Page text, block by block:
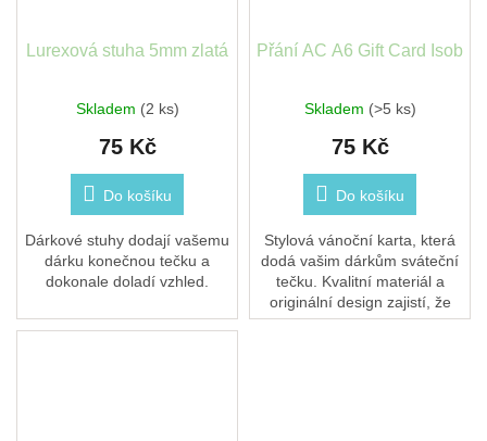
Lurexová stuha 5mm zlatá
Skladem (2 ks)
75 Kč
Do košíku
Dárkové stuhy dodají vašemu
dárku konečnou tečku a
dokonale doladí vzhled.
Přání AC A6 Gift Card Isob
Skladem (>5 ks)
75 Kč
Do košíku
Stylová vánoční karta, která
dodá vašim dárkům sváteční
tečku. Kvalitní materiál a
originální design zajistí, že
blahopřání zazáří a potěší